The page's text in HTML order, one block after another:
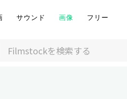
サウンド 画像 フリー